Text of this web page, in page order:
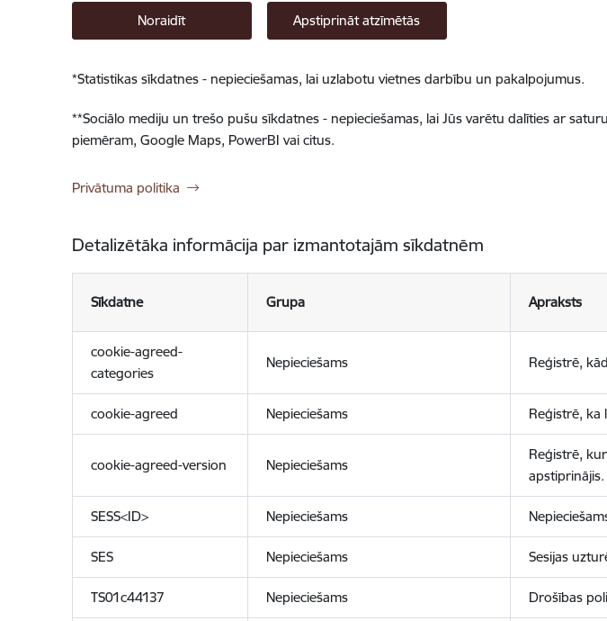
Noraidīt Apstiprināt atzīmētās
*Statistikas sīkdatnes - nepieciešamas, lai uzlabotu vietnes darbību un pakalpojumus.
**Sociālo mediju un trešo pušu sīkdatnes - nepieciešamas, lai Jūs varētu dalīties ar
piemēram, Google Maps, PowerBI vai citus.
Privātuma politika
Detalizētāka informācija par izmantotajām sīkdatnēm
Sīkdatne Grupa Apraksts
cookie-agreed-
categories
Nepieciešams Reģistrē,
cookie-agreed Nepieciešams Reģistrē, ka
cookie-agreed-version Nepieciešams
Reģistrē,
apstiprinājis.
SESS<ID> Nepieciešams
SES Nepieciešams Sesijas
TS01c44137 Nepieciešams Drošības